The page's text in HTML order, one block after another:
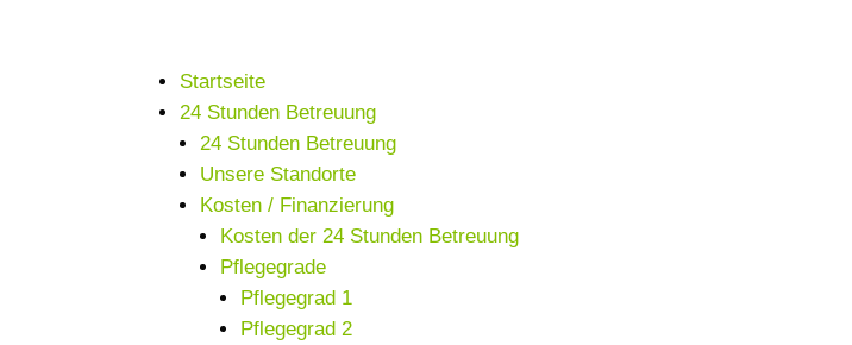
Startseite
24 Stunden Betreuung
24 Stunden Betreuung
Unsere Standorte
Kosten / Finanzierung
Kosten der 24 Stunden Betreuung
Pflegegrade
Pflegegrad 1
Pflegegrad 2